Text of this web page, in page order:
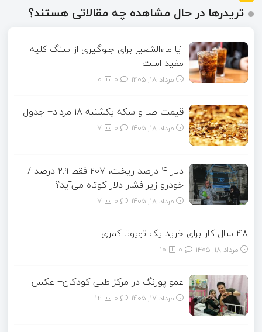
تریدرها در حال مشاهده چه مقالاتی هستند؟
آیا ماءالشعیر برای جلوگیری از سنگ کلیه
مفید است
مرداد ۱۸, ۱۴۰۵ 0
قیمت طلا و سکه یکشنبه 18 مرداد+ جدول
مرداد ۱۸, ۱۴۰۵ 7
دلار ۴ درصد ریخت، ۲۰۷ فقط ۲.۹ درصد /
خودرو زیر فشار دلار کوتاه می‌آید؟
مرداد ۱۸, ۱۴۰۵ 7
۴۸ سال کار برای خرید یک تویوتا کمری
مرداد ۱۸, ۱۴۰۵ 10
عمو پورنگ در مرکز طبی کودکان+ عکس
مرداد ۱۷, ۱۴۰۵ 12